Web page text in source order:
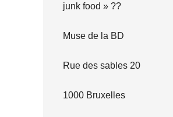
junk food » ??
Muse de la BD
Rue des sables 20
1000 Bruxelles